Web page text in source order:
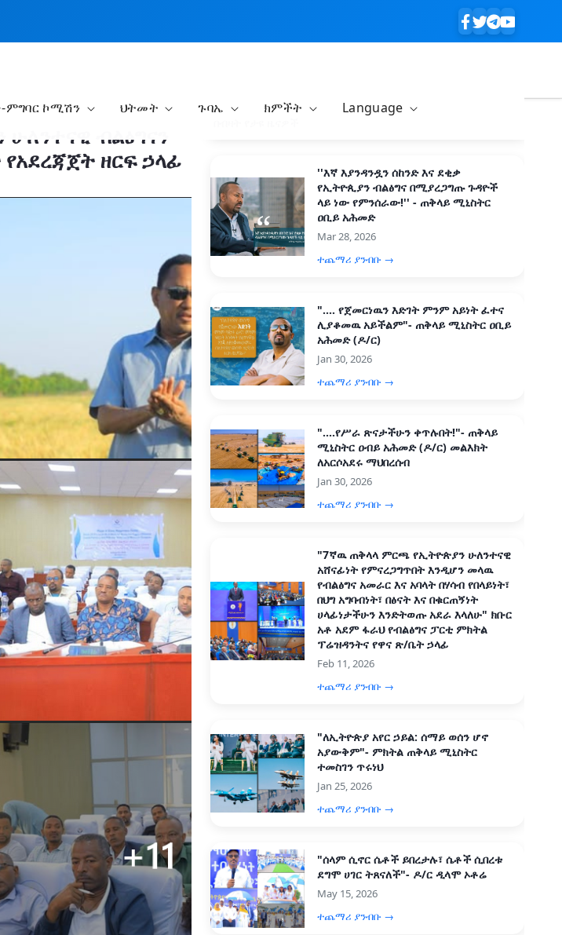
ምግባር ኮሚሽን ህትመት ጉባኤ ክምችት Language
ሁለንተናዊ ብልፅግናን
ዘርፍ ኃላፊ
''እኛ እያንዳንዷን ሰከንድ እና ደቂቃ
የኢትዮጲያን ብልፅግና በሚያረጋግጡ ጉዳዮች
ላይ ነው የምንሰራው!'' - ጠቅላይ ሚኒስትር
ዐቢይ አሕመድ
Mar 28, 2026
ተጨማሪ ያንብቡ →
".... የጀመርነዉን እድገት ምንም አይነት ፈተና
ሊያቆመዉ አይችልም"- ጠቅላይ ሚኒስትር ዐቢይ
አሕመድ (ዶ/ር)
Jan 30, 2026
ተጨማሪ ያንብቡ →
"....የሥራ ጽናታችሁን ቀጥሉበት!"- ጠቅላይ
ሚኒስትር ዐብይ አሕመድ (ዶ/ር) መልእክት
ለአርሶአደሩ ማህበረሰብ
Jan 30, 2026
ተጨማሪ ያንብቡ →
"7ኛዉ ጠቅላላ ምርጫ የኢትዮጵያን ሁለንተናዊ
አሸናፊነት የምናረጋግጥበት እንዲሆን መላዉ
የብልፅግና አመራር እና አባላት በሃሳብ የበላይነት፣
በህግ አግባብነት፣ በፅናት እና በቁርጠኝነት
ሀላፊነታችሁን እንድትወጡ አደራ እላለሁ" ክቡር
አቶ አደም ፋራህ የብልፅግና ፓርቲ ምክትል
ፕሬዝዳንትና የዋና ጽ/ቤት ኃላፊ
Feb 11, 2026
ተጨማሪ ያንብቡ →
"ለኢትዮጵያ አየር ኃይል: ሰማይ ወሰን ሆኖ
አያውቅም"- ምክትል ጠቅላይ ሚኒስትር
ተመስገን ጥሩነህ
Jan 25, 2026
ተጨማሪ ያንብቡ →
"ሰላም ሲኖር ሴቶች ይበረታሉ፣ ሴቶች ሲበረቱ
ደግሞ ሀገር ትጸናለች"- ዶ/ር ዲላሞ ኦቶሬ
May 15, 2026
ተጨማሪ ያንብቡ →